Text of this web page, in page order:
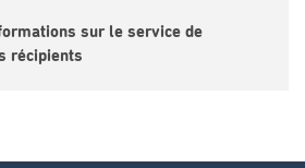
sur le service de
récipients